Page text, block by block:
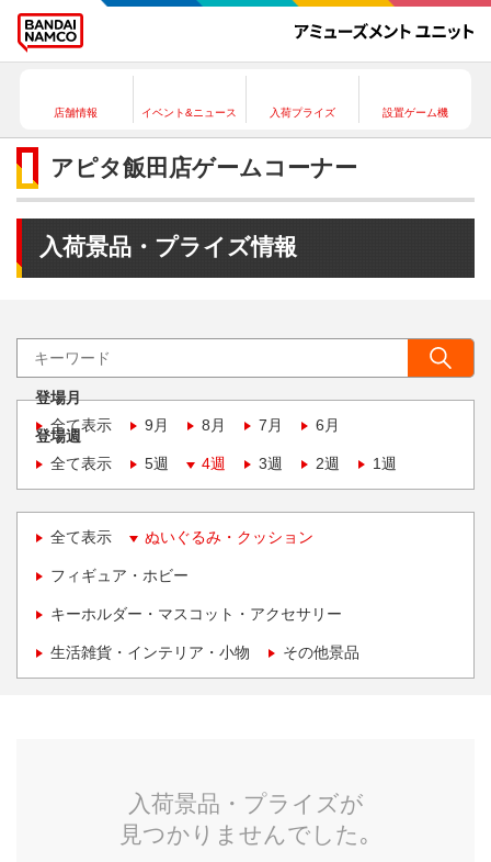
店舗情報 イベント&ニュース 入荷プライズ 設置ゲーム機
アピタ飯田店ゲームコーナー
入荷景品・プライズ情報
登場月
全て表示
9月 8月 7月 6月
登場週
全て表示
5週 4週 3週 2週 1週
全て表示 ぬいぐるみ・クッション
フィギュア・ホビー
キーホルダー・マスコット・アクセサリー
生活雑貨・インテリア・小物 その他景品